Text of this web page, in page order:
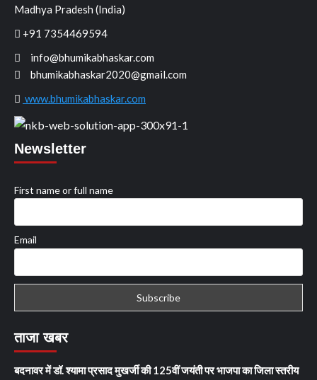
Madhya Pradesh (India)
+91 7354469594
info@bhumikabhaskar.com
bhumikabhaskar2020@gmail.com
www.bhumikabhaskar.com
Newsletter
First name or full name
Email
ताजा खबर
बदनावर में डॉ. श्यामा प्रसाद मुखर्जी की 125वीं जयंती पर भाजपा का जिला स्तरीय